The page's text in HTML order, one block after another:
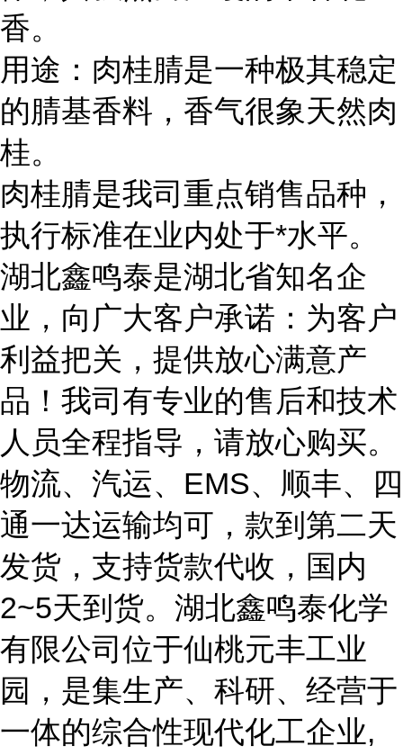
香。
用途：肉桂腈是一种极其稳定
的腈基香料，香气很象天然肉
桂。
肉桂腈是我司重点销售品种，
执行标准在业内处于*水平。
湖北鑫鸣泰是湖北省知名企
业，向广大客户承诺：为客户
利益把关，提供放心满意产
品！我司有专业的售后和技术
人员全程指导，请放心购买。
物流、汽运、EMS、顺丰、四
通一达运输均可，款到第二天
发货，支持货款代收，国内
2~5天到货。湖北鑫鸣泰化学
有限公司位于仙桃元丰工业
园，是集生产、科研、经营于
一体的综合性现代化工企业,